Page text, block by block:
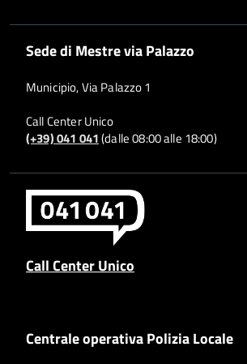
Sede di Mestre via Palazzo
Municipio, Via Palazzo 1
Call Center Unico
(+39) 041 041(dalle 08:00 alle 18:00)
Call Center Unico
Centrale operativa Polizia Locale